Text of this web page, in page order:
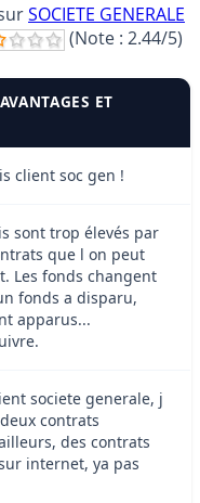
SOCIETE GENERALE
(Note : 2.44/5)
ET
client soc gen !
sont trop élevés par
que l on peut
Les fonds changent
fonds a disparu,
apparus...
societe generale, j
contrats
des contrats
internet, ya pas